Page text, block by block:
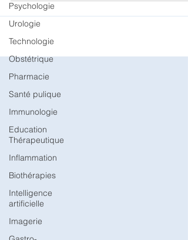
Psychologie
Urologie
Technologie
Obstétrique
Pharmacie
Santé pulique
Immunologie
Education
Thérapeutique
Inflammation
Biothérapies
Intelligence
artificielle
Imagerie
restent préoccupantes à l’échelon mondial du fait de
leur contagiosité et de leur morbi-mortalité qui reste
lourde en dépit de l’antibiothérapie. En France, 500
cas sont déclarés chaque année. Après la
W et Y ont gagné en importance. Pour adapter la
stratégie nationale, une modélisation menée par
l’impact potent